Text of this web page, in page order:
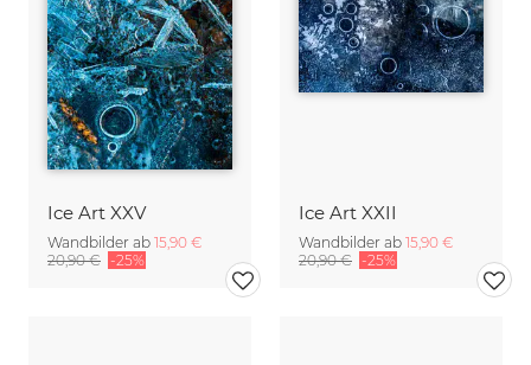
Ice Art XXV
Wandbilder ab 15,90 €
20,90 € -25%
Ice Art XXII
Wandbilder ab 15,90 €
20,90 € -25%